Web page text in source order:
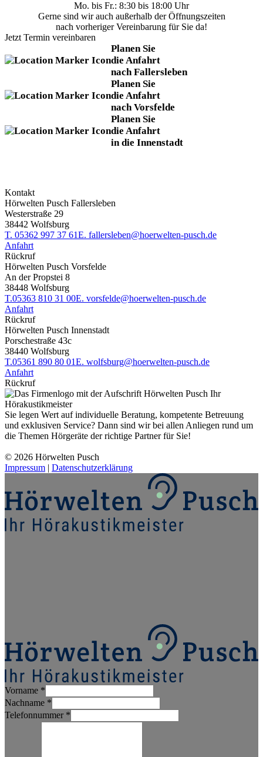
Mo. bis Fr.: 8:30 bis 18:00 Uhr
Gerne sind wir auch außerhalb der Öffnungszeiten
nach vorheriger Vereinbarung für Sie da!
Jetzt Termin vereinbaren
Planen Sie
die Anfahrt
nach Fallersleben
Planen Sie
die Anfahrt
nach Vorsfelde
Planen Sie
die Anfahrt
in die Innenstadt
Kontakt
Hörwelten Pusch Fallersleben
Westerstraße 29
38442 Wolfsburg
T. 05362 997 37 61E. fallersleben@hoerwelten-pusch.de
Anfahrt
Rückruf
Hörwelten Pusch Vorsfelde
An der Propstei 8
38448 Wolfsburg
T.05363 810 31 00E. vorsfelde@hoerwelten-pusch.de
Anfahrt
Rückruf
Hörwelten Pusch Innenstadt
Porschestraße 43c
38440 Wolfsburg
T.05361 890 80 01E. wolfsburg@hoerwelten-pusch.de
Anfahrt
Rückruf
Sie legen Wert auf individuelle Beratung, kompetente Betreuung
und exklusiven Service? Dann sind wir bei allen Anliegen rund um
die Themen Hörgeräte der richtige Partner für Sie!
© 2026 Hörwelten Pusch
Impressum | Datenschutzerklärung
Vorname *
Nachname *
Telefonnummer *